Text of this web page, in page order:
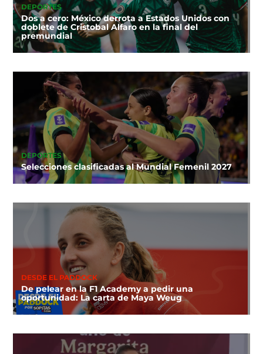
DEPORTES
Dos a cero: México derrota a Estados Unidos con
doblete de Cristobal Alfaro en la final del
premundial
DEPORTES
Selecciones clasificadas al Mundial Femenil 2027
DESDE EL PADDOCK
De pelear en la F1 Academy a pedir una
oportunidad: La carta de Maya Weug